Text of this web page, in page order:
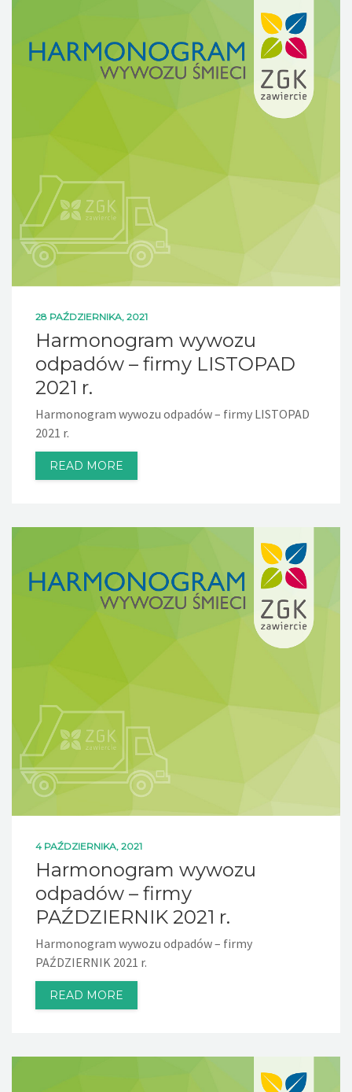
28 PAŹDZIERNIKA, 2021
Harmonogram wywozu
odpadów – firmy LISTOPAD
2021 r.
Harmonogram wywozu odpadów – firmy LISTOPAD
2021 r.
READ MORE
4 PAŹDZIERNIKA, 2021
Harmonogram wywozu
odpadów – firmy
PAŹDZIERNIK 2021 r.
Harmonogram wywozu odpadów – firmy
PAŹDZIERNIK 2021 r.
READ MORE